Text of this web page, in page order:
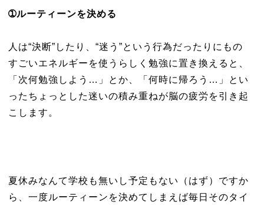
➀ルーティーンを決める
人は“決断”したり、“迷う”という行為だったりにもの
すごいエネルギーを使うらしく勉強に置き換えると、
「次何勉強しよう…」とか、「何時に帰ろう…」とい
ったちょっとした迷いの積み重ねが脳の疲労を引き起
こします。
夏休みなんて学校も無いし予定もない（はず）ですか
ら、一度ルーティーンを決めてしまえば毎日そのタイ